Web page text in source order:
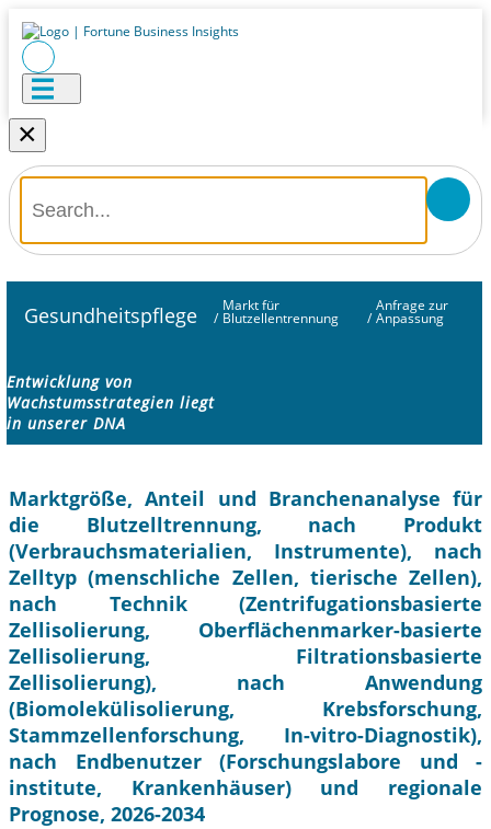
×
Gesundheitspflege /
Markt für
Blutzellentrennung /
Anfrage zur
Anpassung
Entwicklung von
Wachstumsstrategien liegt
in unserer DNA
Marktgröße, Anteil und Branchenanalyse für
die Blutzelltrennung, nach Produkt
(Verbrauchsmaterialien, Instrumente), nach
Zelltyp (menschliche Zellen, tierische Zellen),
nach Technik (Zentrifugationsbasierte
Zellisolierung, Oberflächenmarker-basierte
Zellisolierung, Filtrationsbasierte
Zellisolierung), nach Anwendung
(Biomolekülisolierung, Krebsforschung,
Stammzellenforschung, In-vitro-Diagnostik),
nach Endbenutzer (Forschungslabore und -
institute, Krankenhäuser) und regionale
Prognose, 2026-2034